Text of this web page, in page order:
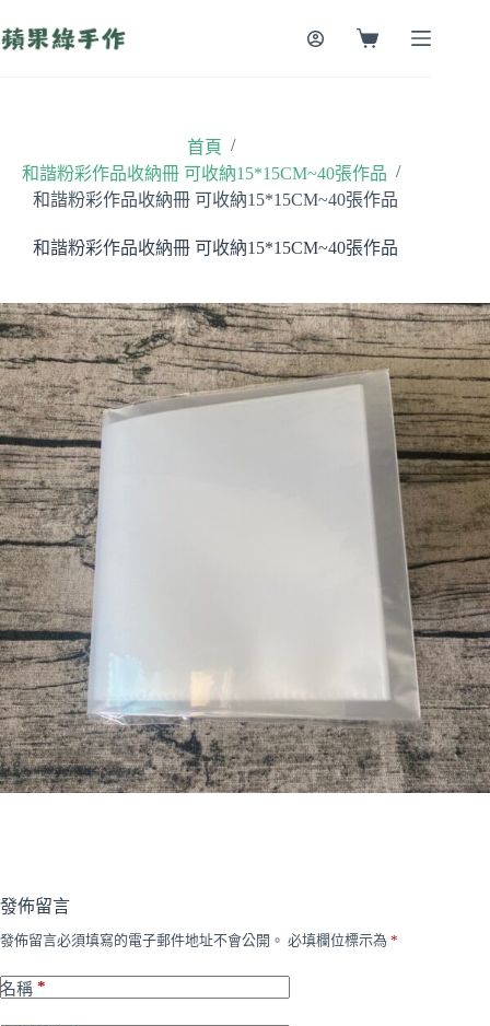
至
購
首頁 /
和諧粉彩作品收納冊 可收納15*15CM~40張作品 /
和諧粉彩作品收納冊 可收納15*15CM~40張作品
和諧粉彩作品收納冊 可收納15*15CM~40張作品
發佈留言
發佈留言必須填寫的電子郵件地址不會公開。 必填欄位標示為 *
名稱 *